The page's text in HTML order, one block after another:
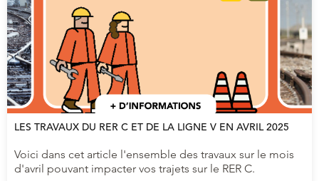
LES TRAVAUX DU RER C ET DE LA LIGNE V EN AVRIL 2025
Voici dans cet article l'ensemble des travaux sur le mois
d'avril pouvant impacter vos trajets sur le RER C.